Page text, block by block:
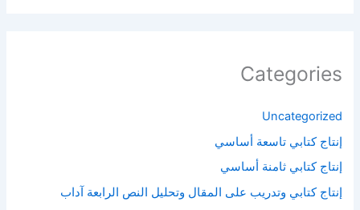
Categories
Uncategorized
إنتاج كتابي تاسعة أساسي
إنتاج كتابي ثامنة أساسي
إنتاج كتابي وتدريب على المقال وتحليل النص الرابعة آداب